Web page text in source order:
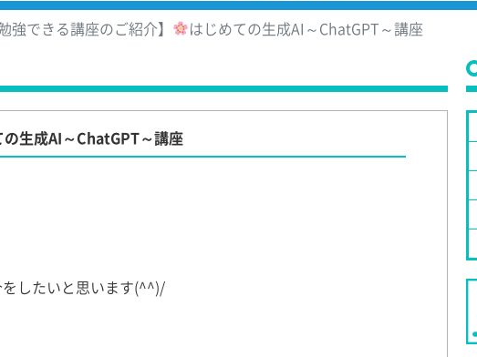
強できる講座のご紹介】 はじめての生成AI～ChatGPT～講座
の生成AI～ChatGPT～講座
したいと思います(^^)/